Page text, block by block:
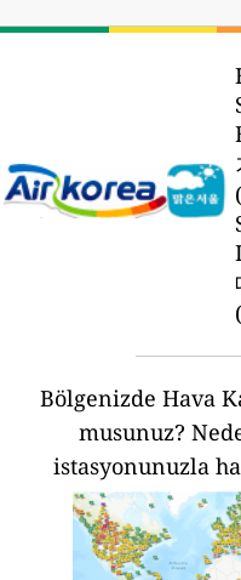
(
(
Bölgenizde Hava
musunuz?
istasyonunuzla